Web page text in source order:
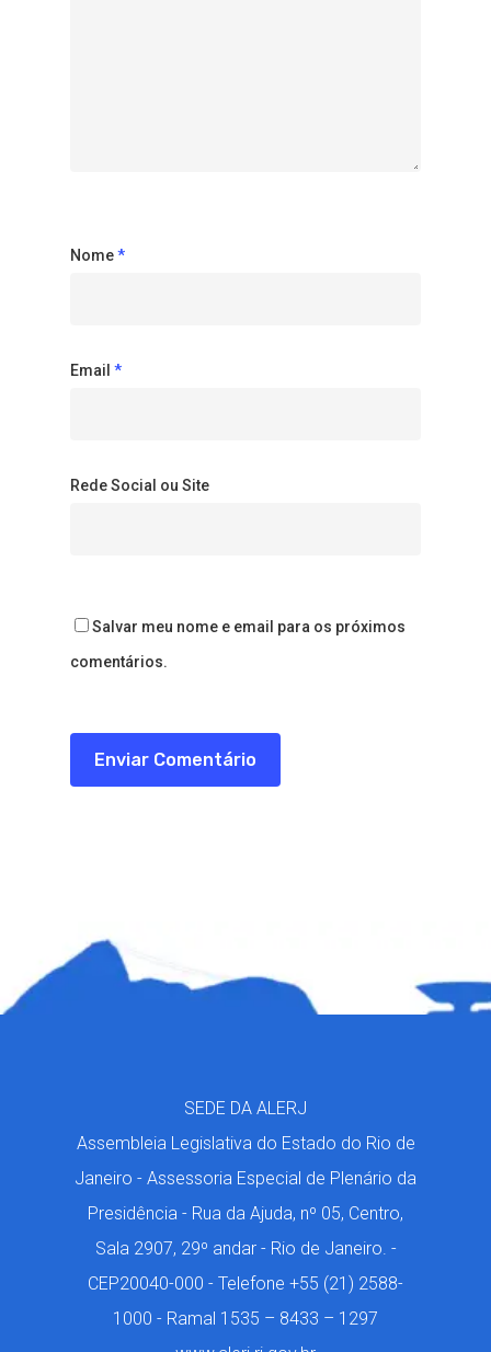
Nome*
Email *
Rede Social ou Site
Salvar meu nome e email para os próximos
comentários.
SEDE DA ALERJ
Assembleia Legislativa do Estado do Rio de
Janeiro - Assessoria Especial de Plenário da
Presidência - Rua da Ajuda, nº 05, Centro,
Sala 2907, 29º andar - Rio de Janeiro. -
CEP20040-000 - Telefone +55 (21) 2588-
1000 - Ramal 1535 – 8433 – 1297